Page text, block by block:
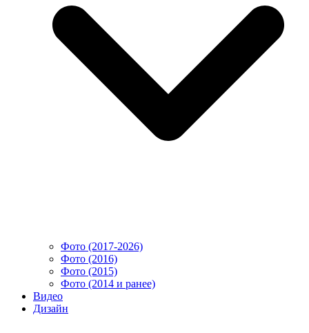
Фото (2017-2026)
Фото (2016)
Фото (2015)
Фото (2014 и ранее)
Видео
Дизайн